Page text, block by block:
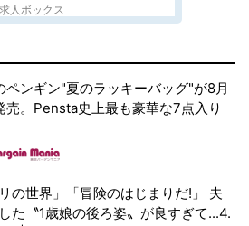
人ボックス
ペンギン"夏のラッキーバッグ"が8月
売。Pensta史上最も豪華な7点入り
リの世界」「冒険のはじまりだ!」 夫
た〝1歳娘の後ろ姿〟が良すぎて...4.